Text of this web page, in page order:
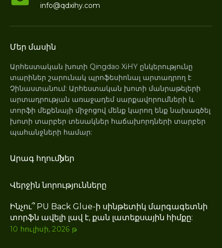
info@qdxihy.com
Մեր մասին
Արհեստական ​​խոտի Qingdao XiHY ընկերությունը
տարիներ շարունակ պրոֆեսիոնալ արտադրող է
Չինաստանում: Արհեստական ​​խոտի մանրաթելերի
արտադրության առաջադեմ սարքավորումների և
տորֆի մեքենայի միջոցով մենք կարող ենք նախագծել
խոտի տարբեր տեսակներ հաճախորդների տարբեր
պահանջների համար:
Արագ հղումներ
Վերջին նորությունները
Ինչու՞ PU Back Glue-ի սինթետիկ մարգագետնի
տորֆն ավելի լավ է, քան լատեքսային հիմքը:
10 հուլիսի, 2026 թ